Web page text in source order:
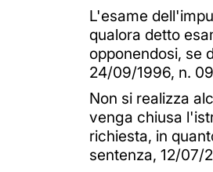
L'esame
qualora detto
opponendosi, se
24/09/1996, n.
Non si realizza
venga chiusa
richiesta, in
sentenza, 12/07/